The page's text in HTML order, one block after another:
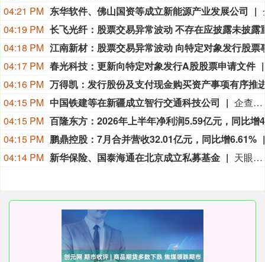
04:21 PM 东华软件、佛山国资等成立新能源产业发展公司
04:19 PM
04:18 PM
04:17 PM 春光科技：更新向特定对象发行A股股票申请文件
04:16 PM
04:15 PM 中国铁建等在新疆成立智行交通科技公司
企查查APP显示，近日，新疆桥航智行交通科技有限公司成立，法定代表人为李承洪，注册资本为1000万元，经营范围包含：智能车载设备制造；物联网设备销售；新能源汽车整车销售；机动车充电销售；集中式快速充电站等。企查查股权穿透显示，该公司由中国铁建全资子公司中国铁建大桥工程局集团有限公司、北京航领大通科技有限公司共同持股。
04:15 PM
04:15 PM 鹏鼎控股：7月合并营收32.01亿元，同比增6.61%
04:14 PM 新华保险、国泰海通在北京成立私募基金 天眼查App显示，近日，北京汇珩一期私募投资基金合伙企业（有限合伙）成立，执行事务合伙人为国泰君安创新投资有限公司，出资额7亿人民币，经营范围包括以私募基金从事股权投资、投资管理、资产管理等活动，由新华人寿保险股份有限公司、国泰君安创新投资有限公司共同出资。